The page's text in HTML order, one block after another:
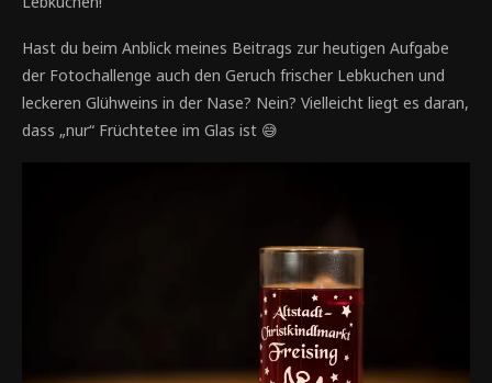
Hast du beim Anblick meines Beitrags zur heutigen Aufgabe
der Fotochallenge auch den Geruch frischer Lebkuchen und
leckeren Glühweins in der Nase? Nein? Vielleicht liegt es daran,
dass „nur“ Früchtetee im Glas ist 😅